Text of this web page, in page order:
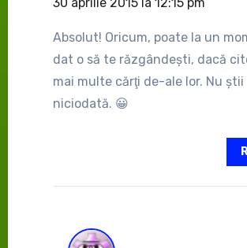
Absolut! Oricum, poate la un
dat o să te răzgândeşti, dacă
mai multe cărţi de-ale lor. Nu ştii
niciodată. 😀